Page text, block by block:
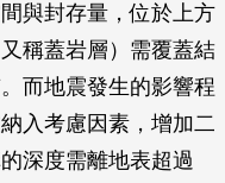
與封存量，位於上方
稱蓋岩層）需覆蓋結
而地震發生的影響程
入考慮因素，增加二
深度需離地表超過